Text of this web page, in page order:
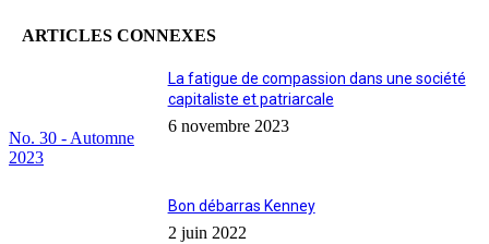
ARTICLES CONNEXES
No. 30 - Automne
2023
La fatigue de compassion dans une société
capitaliste et patriarcale
6 novembre 2023
Bon débarras Kenney
2 juin 2022